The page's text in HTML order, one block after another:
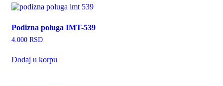
Podizna poluga IMT-539
4.000 RSD
Dodaj u korpu